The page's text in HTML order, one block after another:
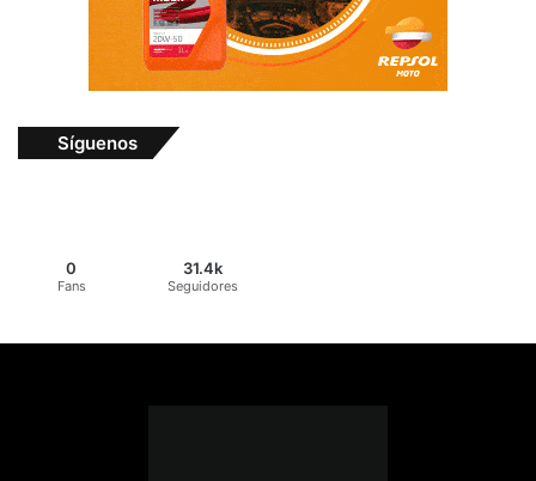
Síguenos
0
Fans
31.4k
Seguidores